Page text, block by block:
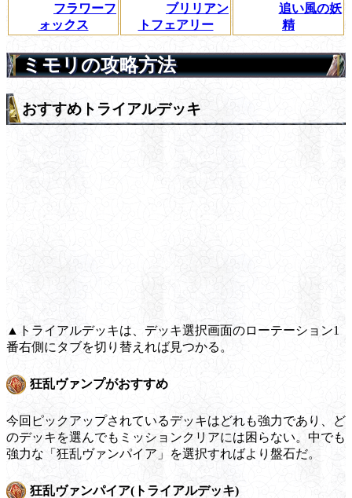
フラワーフ
ォックス
ブリリアン
トフェアリー
追い風の妖
精
ミモリの攻略方法
おすすめトライアルデッキ
▲トライアルデッキは、デッキ選択画面のローテーション1
番右側にタブを切り替えれば見つかる。
狂乱ヴァンプがおすすめ
今回ピックアップされているデッキはどれも強力であり、ど
のデッキを選んでもミッションクリアには困らない。中でも
強力な「狂乱ヴァンパイア」を選択すればより盤石だ。
狂乱ヴァンパイア(トライアルデッキ)